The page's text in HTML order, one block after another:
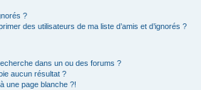
?
des utilisateurs de ma liste d’amis et d’ignorés ?
dans un ou des forums ?
aucun résultat ?
une page blanche ?!